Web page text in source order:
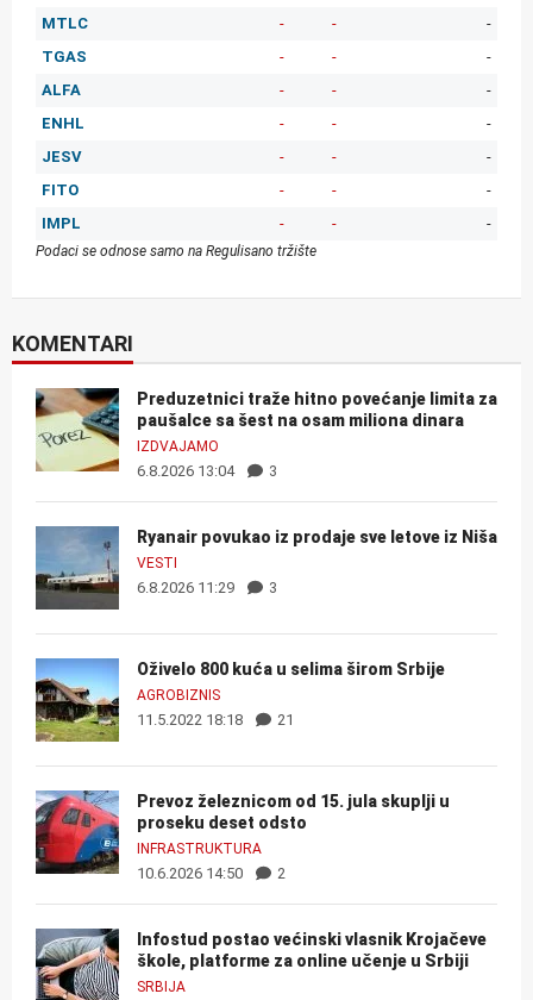
MTLC
- -
-
TGAS
- -
-
ALFA
- -
-
ENHL
- -
-
JESV
- -
-
FITO
- -
-
IMPL
- - -
Podaci se odnose samo na Regulisano tržište
KOMENTARI
Preduzetnici traže hitno povećanje limita za
paušalce sa šest na osam miliona dinara
IZDVAJAMO
6.8.2026 13:04 3
Ryanair povukao iz prodaje sve letove iz Niša
VESTI
6.8.2026 11:29 3
Oživelo 800 kuća u selima širom Srbije
AGROBIZNIS
11.5.2022 18:18 21
Prevoz železnicom od 15. jula skuplji u
proseku deset odsto
INFRASTRUKTURA
10.6.2026 14:50 2
Infostud postao većinski vlasnik Krojačeve
škole, platforme za online učenje u Srbiji
SRBIJA